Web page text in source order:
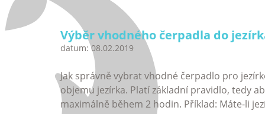
Výběr vhodného čerpadla do
datum:08.02.2019
Jak správně vybrat vhodné čerpadlo pro
objemu jezírka. Platí základní pravidlo, tedy
maximálně během 2 hodin. Příklad: Máte-li